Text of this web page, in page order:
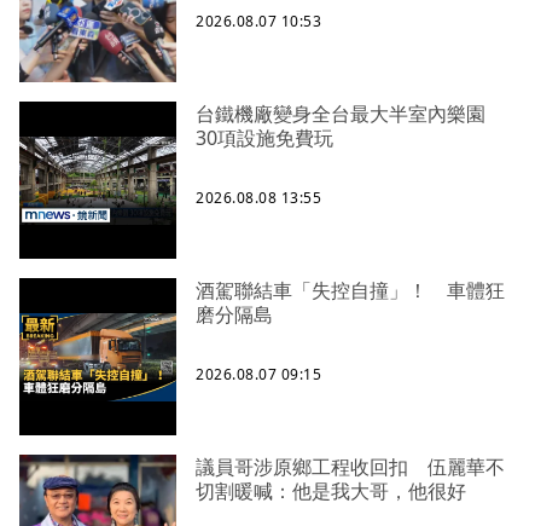
2026.08.07 10:53
台鐵機廠變身全台最大半室內樂園
30項設施免費玩
2026.08.08 13:55
酒駕聯結車「失控自撞」！ 車體狂
磨分隔島
2026.08.07 09:15
議員哥涉原鄉工程收回扣 伍麗華不
切割暖喊：他是我大哥，他很好